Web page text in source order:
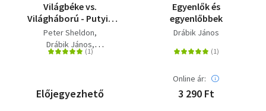
Világbéke vs.
Világháború - Putyin
és Netanjahu titkos
megállapodást kötött
Peter Sheldon
Drábik János
Virág András
Előjegyezhető
Egyenlők és
egyenlőbbek
Drábik János
Online ár:
3 290 Ft